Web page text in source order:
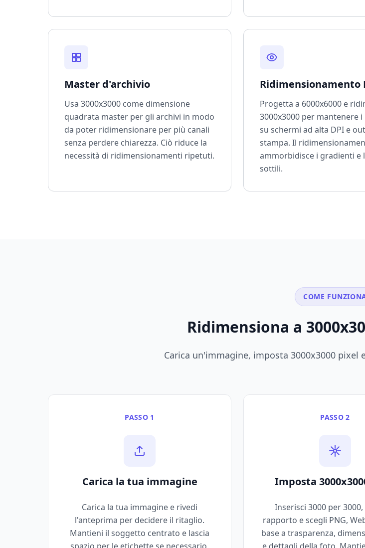
Master d'archivio
Usa 3000x3000 come dimensione
quadrata master per gli archivi in modo
da poter ridimensionare per più canali
senza perdere chiarezza. Ciò riduce la
necessità di ridimensionamenti ripetuti.
Ridimensionamento
Progetta a 6000x6000 e
3000x3000 per mantenere
su schermi ad alta DPI e
stampa. Il
ammorbidisce i gradienti e
sottili.
COME
Ridimensiona a
Carica un'immagine, imposta 3000x3000
PASSO 1
Carica la tua immagine
Carica la tua immagine e rivedi
l'anteprima per decidere il ritaglio.
Mantieni il soggetto centrato e lascia
PASSO 2
Imposta
Inserisci 3000 per
rapporto e scegli PNG,
base a trasparenza,